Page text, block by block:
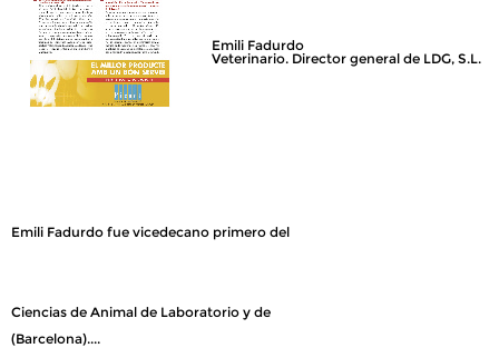
Emili Fadurdo
Veterinario. Director general de LDG, S.L.
Emili Fadurdo fue vicedecano primero del
Ciencias de Animal de Laboratorio y de
(Barcelona)....